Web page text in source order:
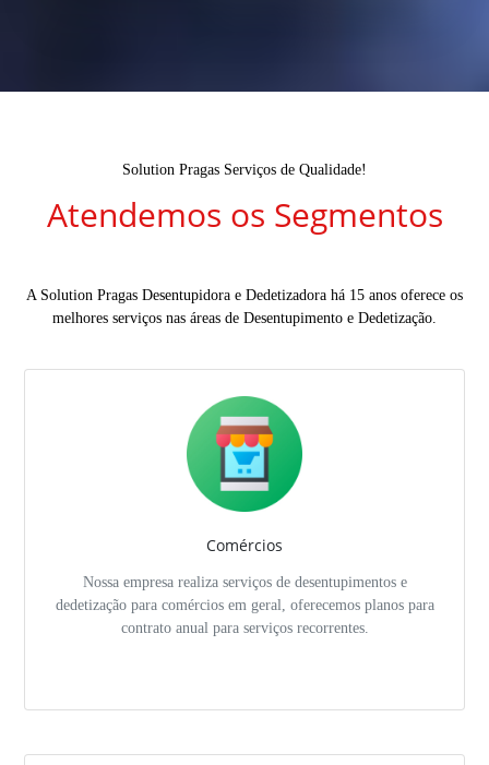
Solution Pragas Serviços de Qualidade!
Atendemos os Segmentos
A Solution Pragas Desentupidora e Dedetizadora há 15 anos oferece os
melhores serviços nas áreas de Desentupimento e Dedetização.
Comércios
Nossa empresa realiza serviços de desentupimentos e
dedetização para comércios em geral, oferecemos planos para
contrato anual para serviços recorrentes.